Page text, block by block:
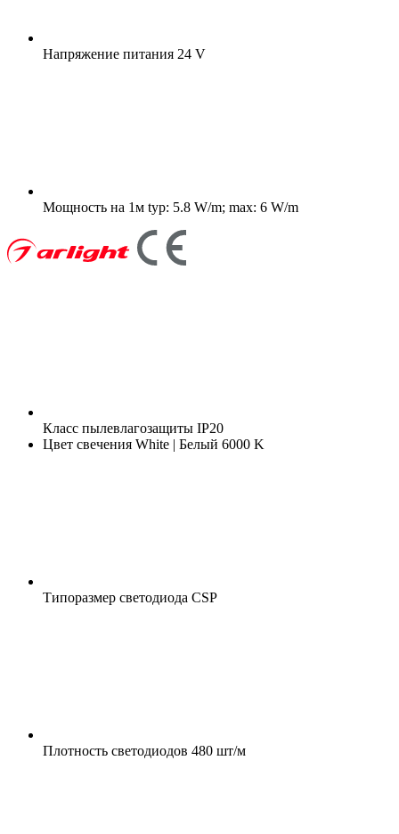
Напряжение питания 24 V
Мощность на 1м typ: 5.8 W/m; max: 6 W/m
Класс пылевлагозащиты IP20
Цвет свечения White | Белый 6000 K
Типоразмер светодиода CSP
Плотность светодиодов 480 шт/м